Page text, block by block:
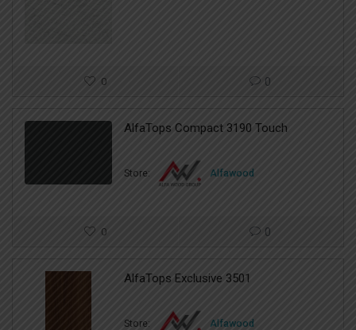
0 0
AlfaTops Compact 3190 Touch
Store: Alfawood
0 0
AlfaTops Exclusive 3501
Store: Alfawood